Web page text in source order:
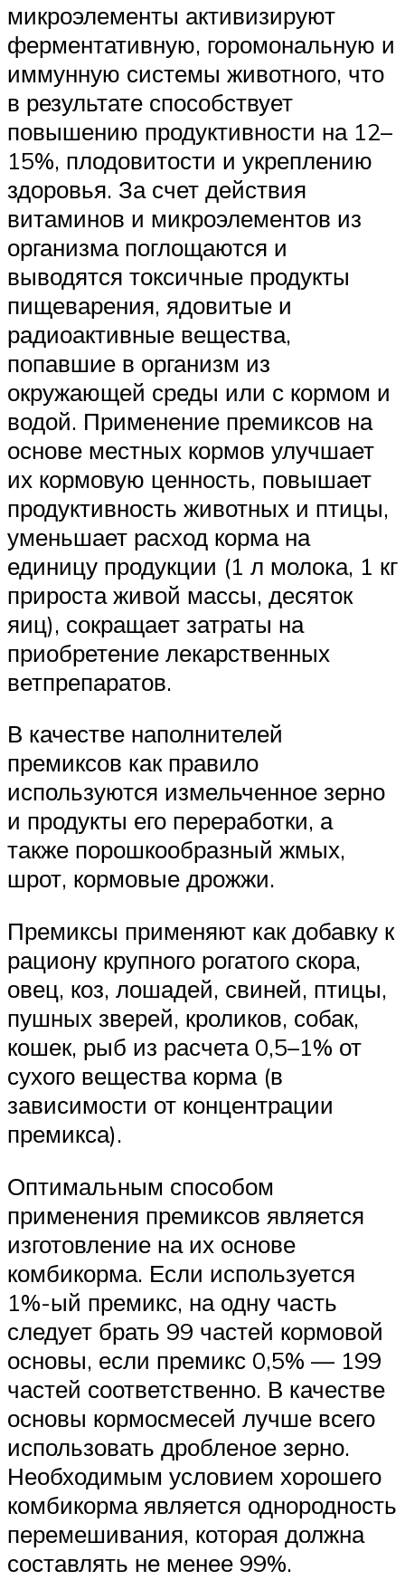
микроэлементы активизируют
ферментативную, горомональную и
иммунную системы животного, что
в результате способствует
повышению продуктивности на 12–
15%, плодовитости и укреплению
здоровья. За счет действия
витаминов и микроэлементов из
организма поглощаются и
выводятся токсичные продукты
пищеварения, ядовитые и
радиоактивные вещества,
попавшие в организм из
окружающей среды или с кормом и
водой. Применение премиксов на
основе местных кормов улучшает
их кормовую ценность, повышает
продуктивность животных и птицы,
уменьшает расход корма на
единицу продукции (1 л молока, 1 кг
прироста живой массы, десяток
яиц), сокращает затраты на
приобретение лекарственных
ветпрепаратов.
В качестве наполнителей
премиксов как правило
используются измельченное зерно
и продукты его переработки, а
также порошкообразный жмых,
шрот, кормовые дрожжи.
Премиксы применяют как добавку к
рациону крупного рогатого скора,
овец, коз, лошадей, свиней, птицы,
пушных зверей, кроликов, собак,
кошек, рыб из расчета 0,5–1% от
сухого вещества корма (в
зависимости от концентрации
премикса).
Оптимальным способом
применения премиксов является
изготовление на их основе
комбикорма. Если используется
1%-ый премикс, на одну часть
следует брать 99 частей кормовой
основы, если премикс 0,5% — 199
частей соответственно. В качестве
основы кормосмесей лучше всего
использовать дробленое зерно.
Необходимым условием хорошего
комбикорма является однородность
перемешивания, которая должна
составлять не менее 99%.